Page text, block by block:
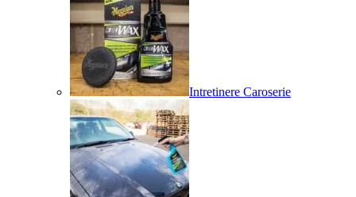
Intretinere Caroserie